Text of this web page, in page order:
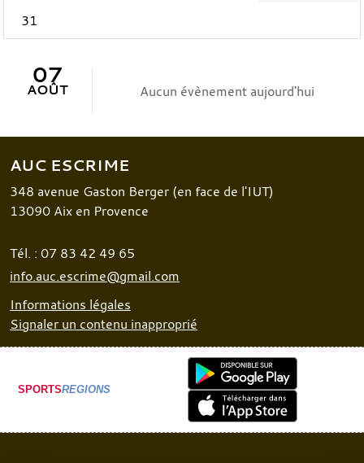
31
07
AOÛT Aucun évènement aujourd'hui
AUC ESCRIME
348 avenue Gaston Berger (en face de l'IUT)
13090 Aix en Provence
Tél. : 07 83 42 49 65
info.auc.escrime@gmail.com
Informations légales
Signaler un contenu inapproprié
SPORTSREGIONS